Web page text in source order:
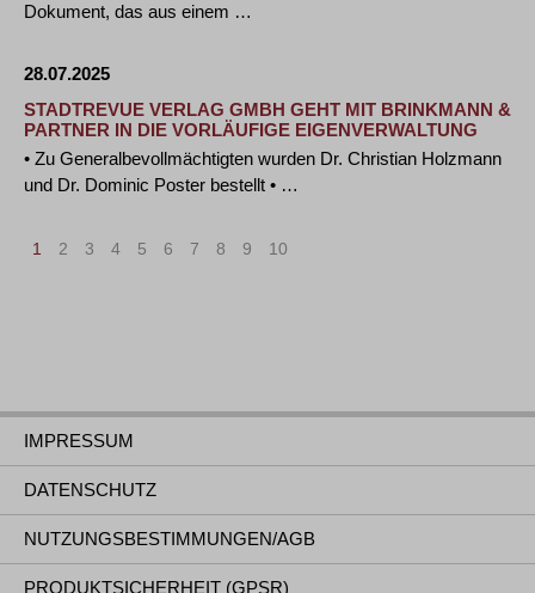
Dokument, das aus einem …
28.07.2025
STADTREVUE VERLAG GMBH GEHT MIT BRINKMANN &
PARTNER IN DIE VORLÄUFIGE EIGENVERWALTUNG
• Zu Generalbevollmächtigten wurden Dr. Christian Holzmann
und Dr. Dominic Poster bestellt • …
1 2 3 4 5 6 7 8 9 10
IMPRESSUM
DATENSCHUTZ
NUTZUNGSBESTIMMUNGEN/AGB
PRODUKTSICHERHEIT (GPSR)